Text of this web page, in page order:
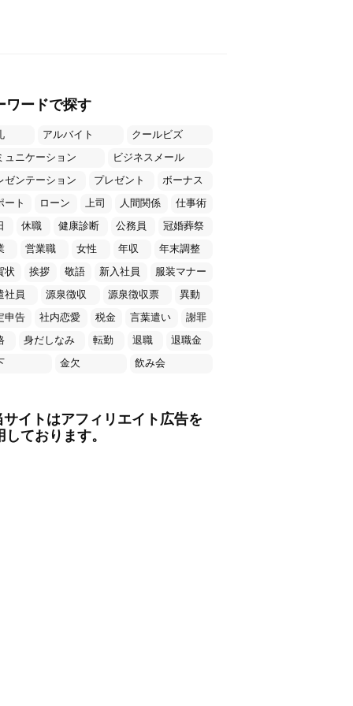
ワードで探す
アルバイト
クールビズ
ュニケーション
ビジネスメール
ゼンテーション
プレゼント
ボーナス
ート
ローン 上司 人間関係
仕事術
休職 健康診断 公務員
冠婚葬祭
営業職 女性 年収
年末調整
状
挨拶 敬語 新入社員
服装マナー
社員
源泉徴収 源泉徴収票
異動
申告
社内恋愛 税金 言葉遣い
謝罪
身だしなみ 転勤 退職
退職金
金欠 飲み会
イトはアフィリエイト広告を
しております。